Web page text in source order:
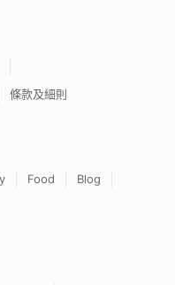
條款及細則
Food
Blog